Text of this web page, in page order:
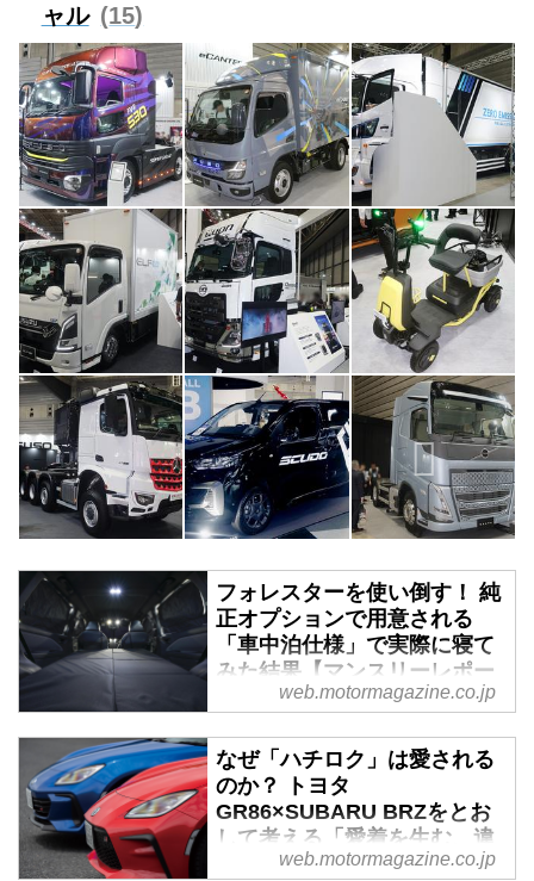
ャル
15
フォレスターを使い倒す！ 純
正オプションで用意される
「車中泊仕様」で実際に寝て
みた結果【マンスリーレポー
ト／2】 - Webモーターマガ
前回の1.8Lターボを搭載した「フ
ォレスター スポーツEX」に続
き、第2回はストロングハイブリ
ッドの「フォレスター Xブレイク
S：HEV EX」にオプションを装
web.motormagazine.co.jp
なぜ「ハチロク」は愛される
のか？ トヨタ
GR86×SUBARU BRZをとお
して考える「愛着を生む、違
いと奥深さ」【比較試乗】 -
web.motormagazine.co.jp